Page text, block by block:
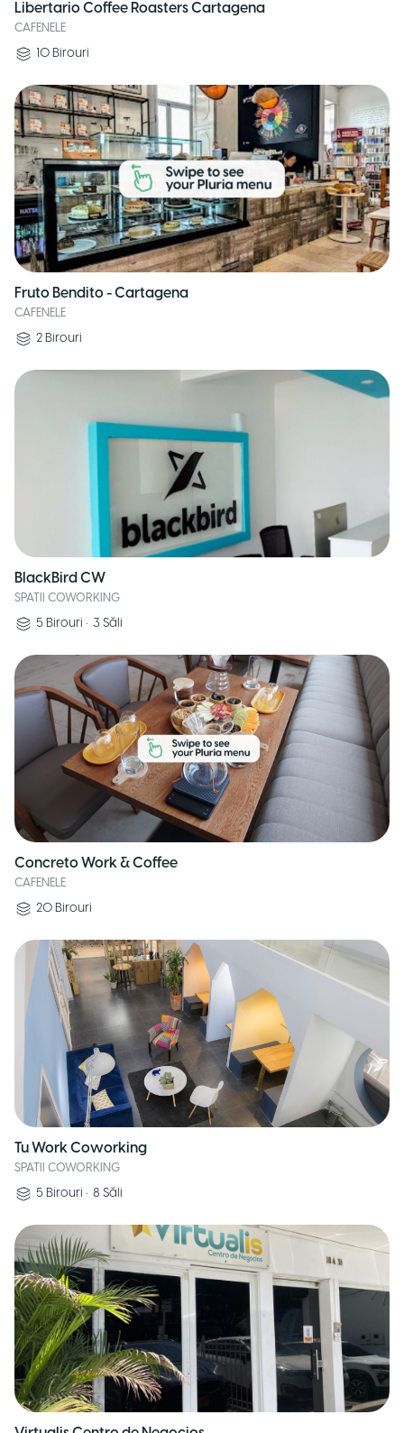
Libertario Coffee Roasters Cartagena
CAFENELE
10 Birouri
Fruto Bendito - Cartagena
CAFENELE
2 Birouri
BlackBird CW
SPATII COWORKING
5 Birouri • 3 Săli
Concreto Work & Coffee
CAFENELE
20 Birouri
Tu Work Coworking
SPATII COWORKING
5 Birouri • 8 Săli